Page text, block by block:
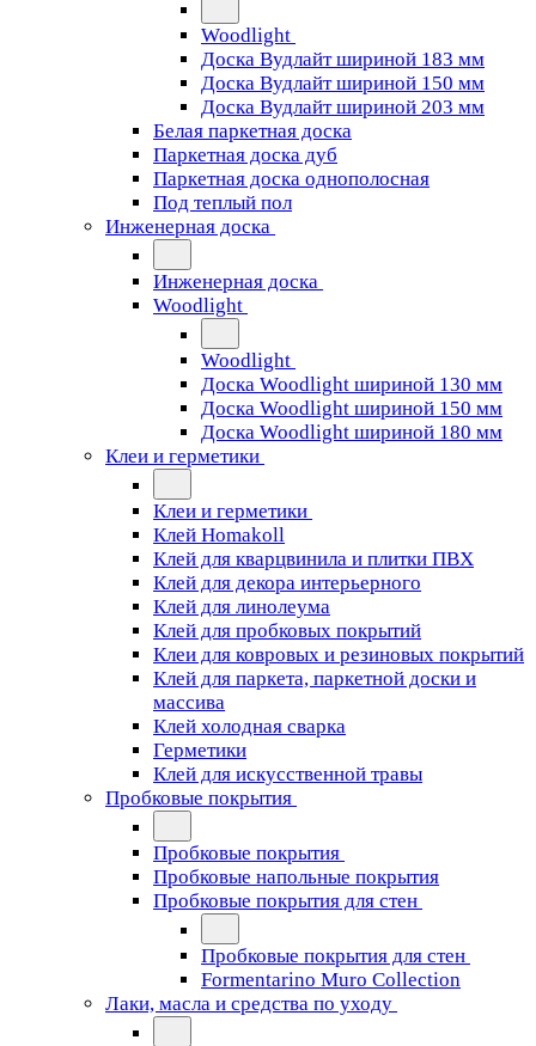
Woodlight
Доска Вудлайт шириной 183 мм
Доска Вудлайт шириной 150 мм
Доска Вудлайт шириной 203 мм
Белая паркетная доска
Паркетная доска дуб
Паркетная доска однополосная
Под теплый пол
Инженерная доска
Инженерная доска
Woodlight
Woodlight
Доска Woodlight шириной 130 мм
Доска Woodlight шириной 150 мм
Доска Woodlight шириной 180 мм
Клеи и герметики
Клеи и герметики
Клей Homakoll
Клей для кварцвинила и плитки ПВХ
Клей для декора интерьерного
Клей для линолеума
Клей для пробковых покрытий
Клеи для ковровых и резиновых покрытий
Клей для паркета, паркетной доски и
массива
Клей холодная сварка
Герметики
Клей для искусственной травы
Пробковые покрытия
Пробковые покрытия
Пробковые напольные покрытия
Пробковые покрытия для стен
Пробковые покрытия для стен
Formentarino Muro Collection
Лаки, масла и средства по уходу